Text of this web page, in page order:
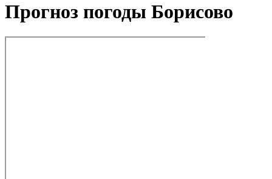
Прогноз погоды Борисово